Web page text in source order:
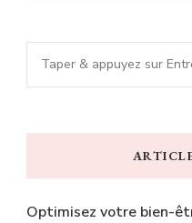
Vous
recherchiez
chose
Optimisez votre bien-